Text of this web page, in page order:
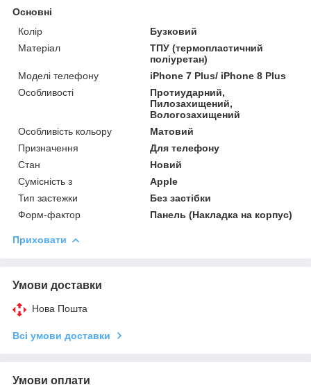
Основні
Колір
Бузковий
Матеріал
ТПУ (термопластичний
поліуретан)
Моделі телефону
iPhone 7 Plus/ iPhone 8 Plus
Особливості
Протиударний,
Пилозахищений,
Вологозахищений
Особливість кольору
Матовий
Призначення
Для телефону
Стан
Новий
Сумісність з
Apple
Тип застежки
Без застібки
Форм-фактор
Панель (Накладка на корпус)
Приховати
Умови доставки
Нова Пошта
Всі умови доставки
Умови оплати